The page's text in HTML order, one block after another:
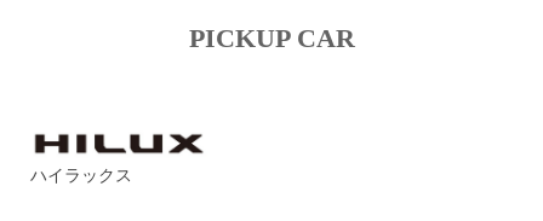
PICKUP CAR
ハイラックス